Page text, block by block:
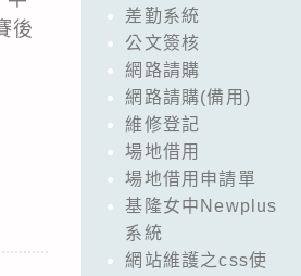
後
差勤系統
公文簽核
網路請購
網路請購(備用)
維修登記
場地借用
場地借用申請單
基隆女中Newplus
系統
網站維護之css使